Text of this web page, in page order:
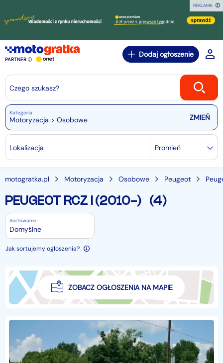
REKLAMA
PARTNER
Dodaj ogłoszenie
Czego szukasz?
Kategoria
Motoryzacja > Osobowe
Lokalizacja Promień
motogratka.pl Motoryzacja Osobowe Peugeot
PEUGEOT RCZ I (2010-) (4)
Sortowanie
Domyślne
Jak sortujemy ogłoszenia?
ZOBACZ OGŁOSZENIA NA MAPIE